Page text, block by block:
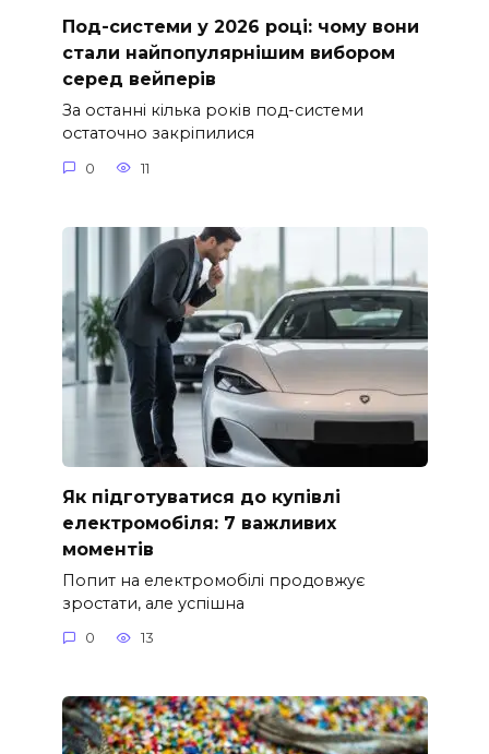
Под-системи у 2026 році: чому вони
стали найпопулярнішим вибором
серед вейперів
За останні кілька років под-системи
остаточно закріпилися
0 11
Як підготуватися до купівлі
електромобіля: 7 важливих
моментів
Попит на електромобілі продовжує
зростати, але успішна
0 13